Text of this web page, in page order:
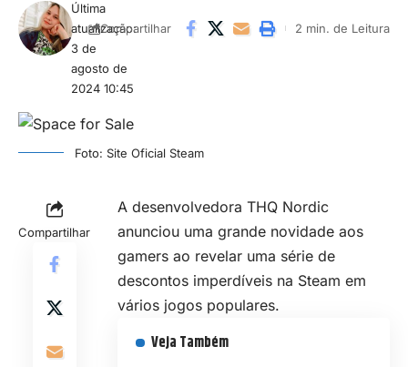
Última
atualização:
3 de
agosto de
2024 10:45
Compartilhar 2 min. de Leitura
Foto: Site Oficial Steam
Compartilhar
A desenvolvedora THQ Nordic
anunciou uma grande novidade aos
gamers ao revelar uma série de
descontos imperdíveis na Steam em
vários jogos populares.
Veja Também